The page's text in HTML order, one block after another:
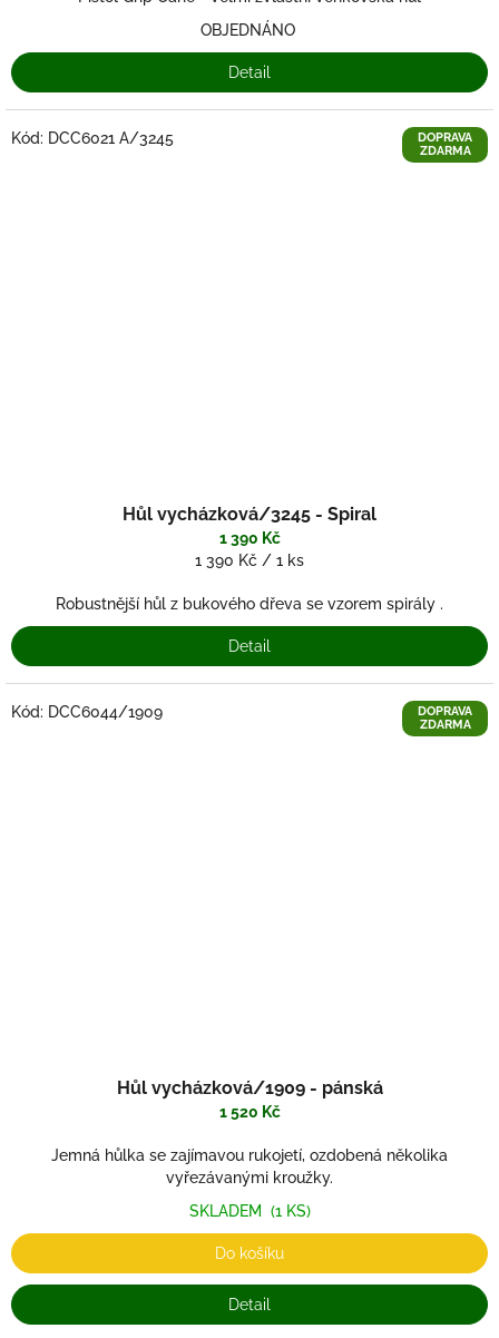
OBJEDNÁNO
Detail
DOPRAVA
ZDARMA
Hůl vycházková/3245 - Spiral
1 390 Kč
Měrná
1 390 Kč / 1 ks
Robustnější hůl z bukového dřeva se vzorem spirály .
Detail
Kód: DCC6021 A/3245
DOPRAVA
ZDARMA
Hůl vycházková/1909 - pánská
1 520 Kč
Jemná hůlka se zajímavou rukojetí, ozdobená několika
vyřezávanými kroužky.
SKLADEM (1 KS)
Do košíku
Detail
Kód: DCC6044/1909